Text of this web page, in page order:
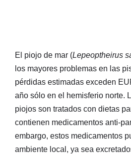
El piojo de mar (Lepeoptheirus
los mayores problemas en las
pérdidas estimadas exceden
año sólo en el hemisferio norte.
piojos son tratados con dietas
contienen medicamentos anti-
embargo, estos medicamentos
ambiente local, ya sea